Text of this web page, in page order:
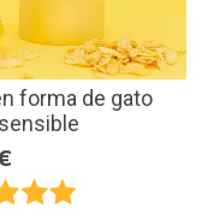
forma de gato